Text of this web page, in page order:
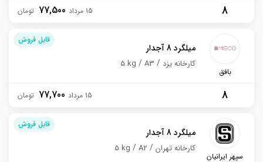
8
77,500 15 مرداد
قابل فروش
بافق
میلگرد 8 آجدار
5 kg A3 کارخانه یزد
8
77,700 15 مرداد
قابل فروش
سپهر ایرانیان
میلگرد 8 آجدار
5 kg A2 کارخانه تهران